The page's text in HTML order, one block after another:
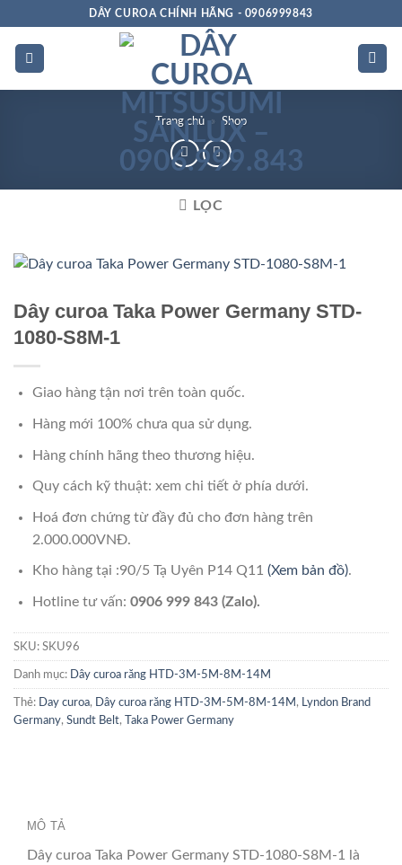
dung
DÂY CUROA CHÍNH HÃNG - 0906999843
Trang chủ » Shop
LỌC
Dây curoa Taka Power Germany STD-
1080-S8M-1
Giao hàng tận nơi trên toàn quốc.
Hàng mới 100% chưa qua sử dụng.
Hàng chính hãng theo thương hiệu.
Quy cách kỹ thuật: xem chi tiết ở phía dưới.
Hoá đơn chứng từ đầy đủ cho đơn hàng trên
2.000.000VNĐ.
Kho hàng tại :90/5 Tạ Uyên P14 Q11 (Xem bản đồ).
Hotline tư vấn: 0906 999 843 (Zalo).
SKU: SKU96
Danh mục: Dây curoa răng HTD-3M-5M-8M-14M
Thẻ: Day curoa, Dây curoa răng HTD-3M-5M-8M-14M ,
Lyndon Brand
Germany, Sundt Belt, Taka Power Germany
MÔ TẢ
Dây curoa Taka Power Germany STD-1080-S8M-1 là